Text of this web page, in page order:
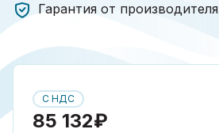
Гарантия от производителя
С НДС
85 132₽